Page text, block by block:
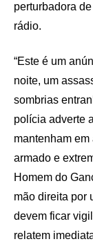
perturbadora
rádio.
“Este é um
noite, um
sombrias
polícia adverte
mantenham
armado e
Homem do
mão direita por
devem ficar
relatem